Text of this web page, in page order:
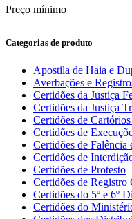
Preço mínimo
Categorias de produto
Apostila de Haia e
Averbações e
Certidões da Justiça
Certidões da Justiça
Certidões de
Certidões de
Certidões de Falência
Certidões de
Certidões de Protesto
Certidões de Registro
Certidões do 5º e 6º
Certidões do